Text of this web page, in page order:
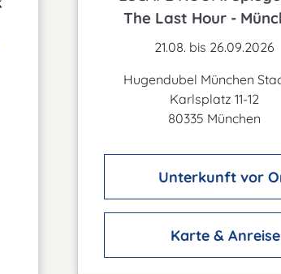
The Last Hour -
21.08. bis 26.09.2026
Hugendubel München
Karlsplatz 11-12
80335 München
Unterkunft vor
Karte & Anreise